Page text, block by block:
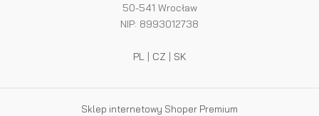
50-541 Wrocław
NIP: 8993012738
PL| CZ | SK
Sklep internetowy Shoper Premium